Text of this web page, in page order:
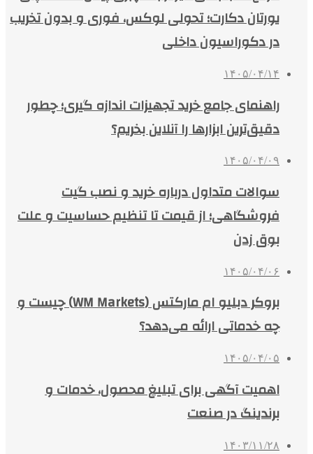
یورتان دکارت؛ تحولی لوکس، فوری و بدون تخریب
در دکوراسیون داخلی
۱۴۰۵/۰۴/۱۴
راهنمای جامع خرید تجهیزات اندازه گیری؛ چطور
دقیق‌ترین ابزارها را آنلاین بخریم؟
۱۴۰۵/۰۴/۰۹
سوالات متداول درباره خرید و نصب گیت
فروشگاهی؛ از قیمت تا تنظیم حساسیت و علت
بوق زدن
۱۴۰۵/۰۴/۰۶
بروکر دبلیو ام مارکتس (WM Markets) چیست و
چه خدماتی ارائه می‌دهد؟
۱۴۰۵/۰۴/۰۵
اهمیت آگهی برای تبلیغ محصول، خدمات و
برندینگ در صنعت
۱۴۰۳/۱۱/۲۸